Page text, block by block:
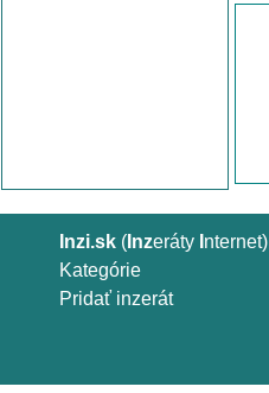
Inzi.sk ( Inzeráty nternet)
Kategórie
Pridať inzerát